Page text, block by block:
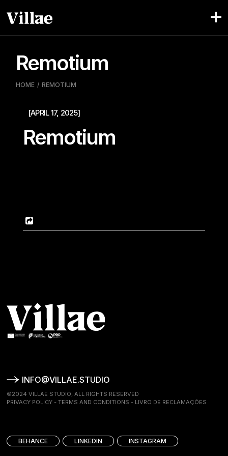
para
Remotium
HOME REMOTIUM
[APRIL 17, 2025]
Remotium
INFO@VILLAE.STUDIO
©2024 VILLAE STUDIO, ALL RIGHTS RESERVED
PRIVACY POLICY -TERMS AND CONDITIONS - LIVRO DE RECLAMAÇÕES
BEHANCE LINKEDIN INSTAGRAM